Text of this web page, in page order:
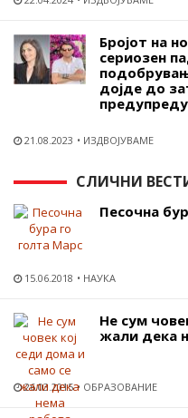
Бројот на
сериозен
дојде до
21.08.2023 ИЗДВОЈУВАМЕ
СЛИЧНИ
Песочна
15.06.2018 НАУКА
Не сум
жали дека
26.03.2015 ОБРАЗОВАНИЕ